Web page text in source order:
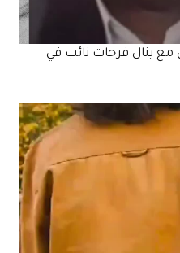
مع ينال فرحات نائب في